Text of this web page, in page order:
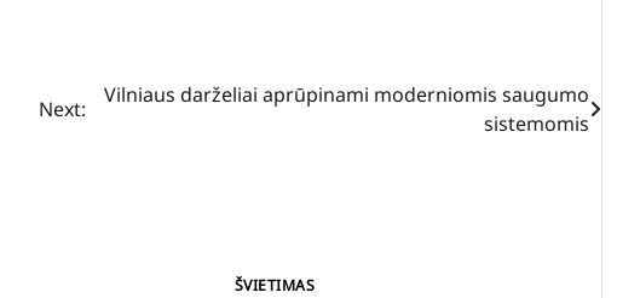
Next:
Vilniaus darželiai aprūpinami moderniomis saugumo
sistemomis
ŠVIETIMAS